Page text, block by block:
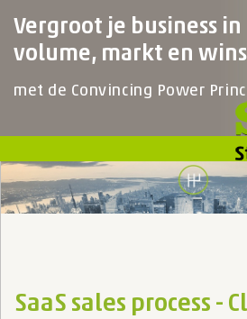
Vergroot je business in
volume, markt en
met de Convincing Power
SaaS sales process -